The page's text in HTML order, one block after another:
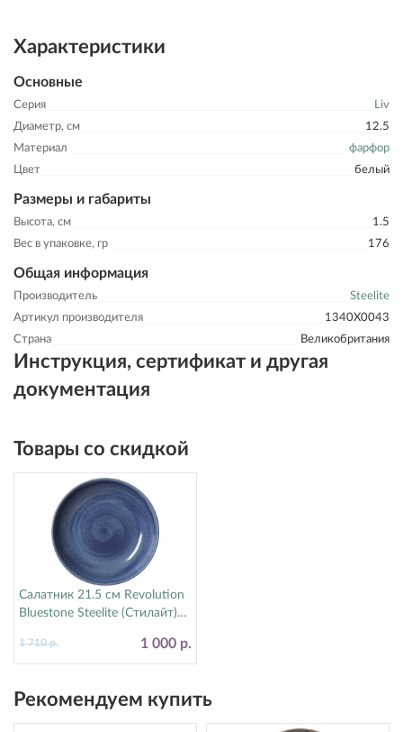
Характеристики
Основные
Серия
Liv
Диаметр, см
12.5
Материал
фарфор
Цвет
белый
Размеры и габариты
Высота, см
1.5
Вес в упаковке, гр
176
Общая информация
Производитель
Steelite
Артикул производителя
1340X0043
Страна
Великобритания
Инструкция, сертификат и другая
документация
Товары со скидкой
Салатник 21.5 см Revolution
Bluestone Steelite (Стилайт)
1 000 р.
1 710 р.
Рекомендуем купить